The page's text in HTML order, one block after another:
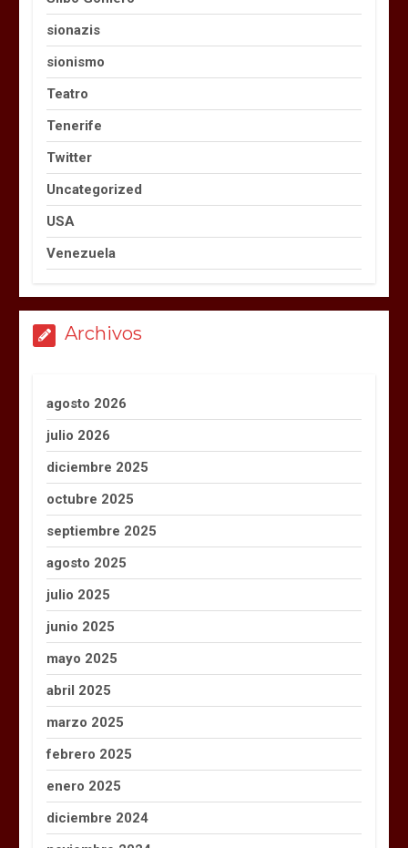
sionazis
sionismo
Teatro
Tenerife
Twitter
Uncategorized
USA
Venezuela
Archivos
agosto 2026
julio 2026
diciembre 2025
octubre 2025
septiembre 2025
agosto 2025
julio 2025
junio 2025
mayo 2025
abril 2025
marzo 2025
febrero 2025
enero 2025
diciembre 2024